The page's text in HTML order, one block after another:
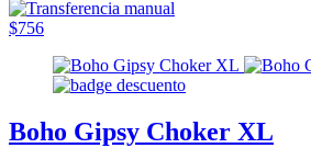
$756
Boho Gipsy Choker XL